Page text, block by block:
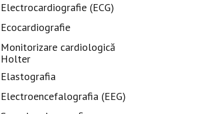
Electrocardiografie (ECG)
Ecocardiografie
Monitorizare cardiologică
Holter
Elastografia
Electroencefalografia (EEG)